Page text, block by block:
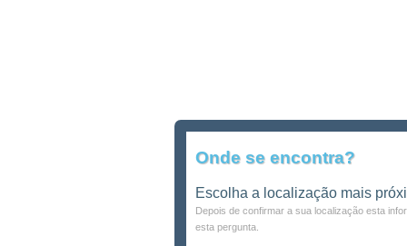
Onde se encontra?
Escolha a localização mais
Depois de confirmar a sua localização esta
esta pergunta.